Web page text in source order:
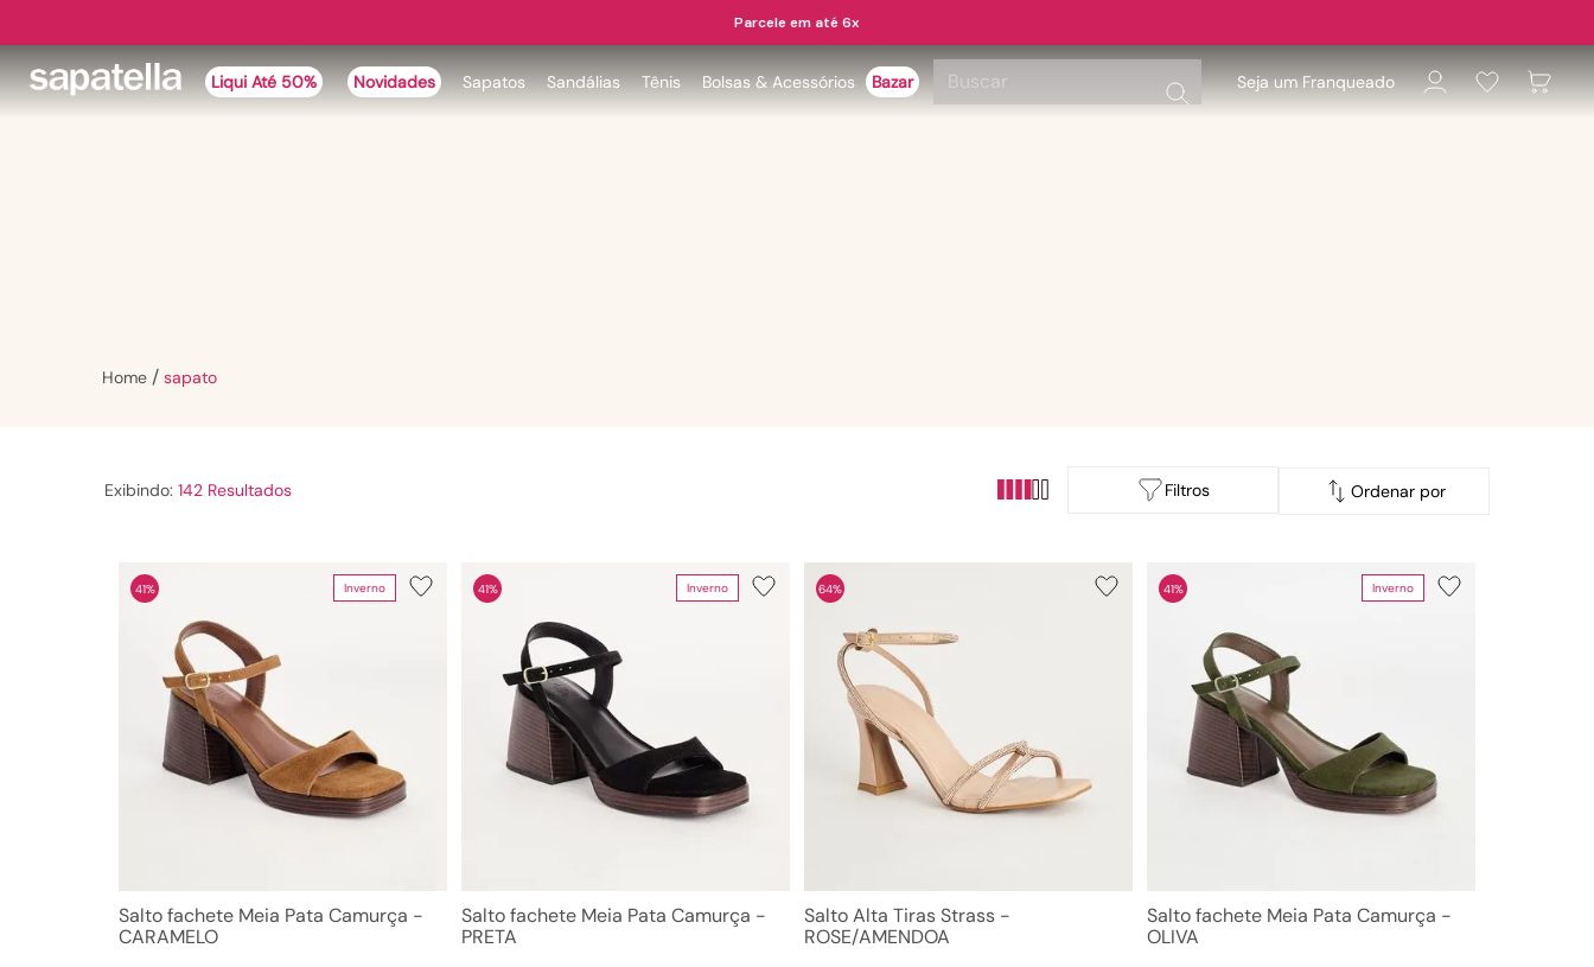
Parcele em até 6x
Liqui Até 50% Novidades Sapatos Sandálias Tênis Bolsas & Acessórios Bazar
Buscar
Seja um Franqueado
sapato
142 Filtros
Sandálias
Sapatos
Sandálias Medias e
Baixas
Sandálias Altas
Tamancos
Scarpins
Botas e Coturnos
CHAMPAGNE
MALBEC
OLIVA
Ver mais 24
39
40
R$ 49,00 – R$ 450,00
Ordenar por
Inverno
41%
Salto fachete Meia Pata Camurça -
CARAMELO
Inverno
41%
Salto fachete Meia Pata Camurça -
PRETA
64%
Salto Alta Tiras Strass -
ROSE/AMENDOA
Inverno
41%
Salto fachete Meia Pata Camurça -
OLIVA